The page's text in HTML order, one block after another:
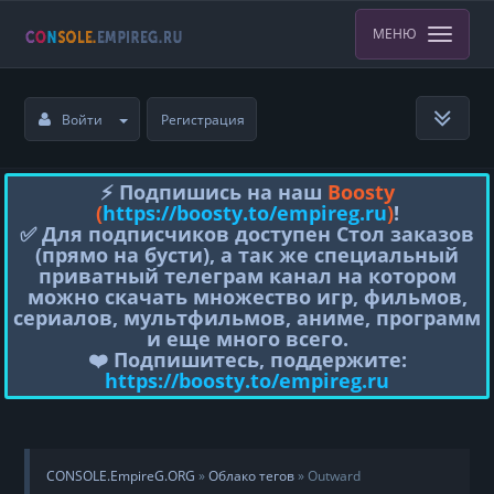
МЕНЮ
Войти Регистрация
⚡️ Подпишись на наш Boosty
(https://boosty.to/empireg.ru)!
✅ Для подписчиков доступен Стол заказов
(прямо на бусти), а так же специальный
приватный телеграм канал на котором
можно скачать множество игр, фильмов,
сериалов, мультфильмов, аниме, программ
и еще много всего.
❤️ Подпишитесь, поддержите:
https://boosty.to/empireg.ru
CONSOLE.EmpireG.ORG »Облако тегов» Outward